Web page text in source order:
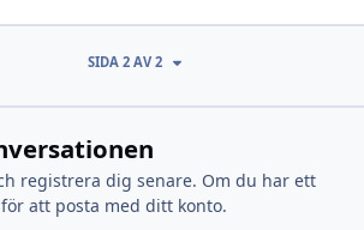
SIDA 2 AV 2
registrera dig senare. Om du har ett
för att posta med ditt konto.